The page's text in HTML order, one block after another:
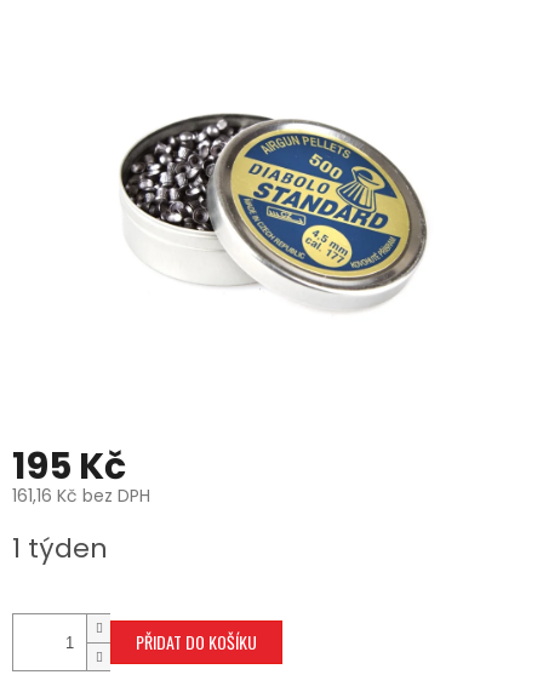
195 Kč
161,16 Kč bez DPH
cena:
1 týden
PŘIDAT DO KOŠÍKU